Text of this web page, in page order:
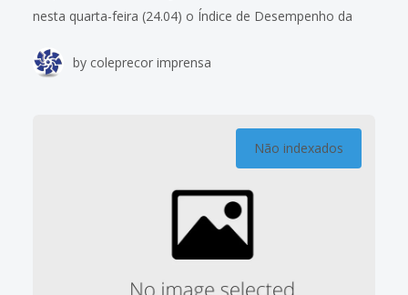
nesta quarta-feira (24.04) o Índice de Desempenho da
de Direito Público para, anualmente, publicar um ranking
by coleprecor imprensa
Não indexados